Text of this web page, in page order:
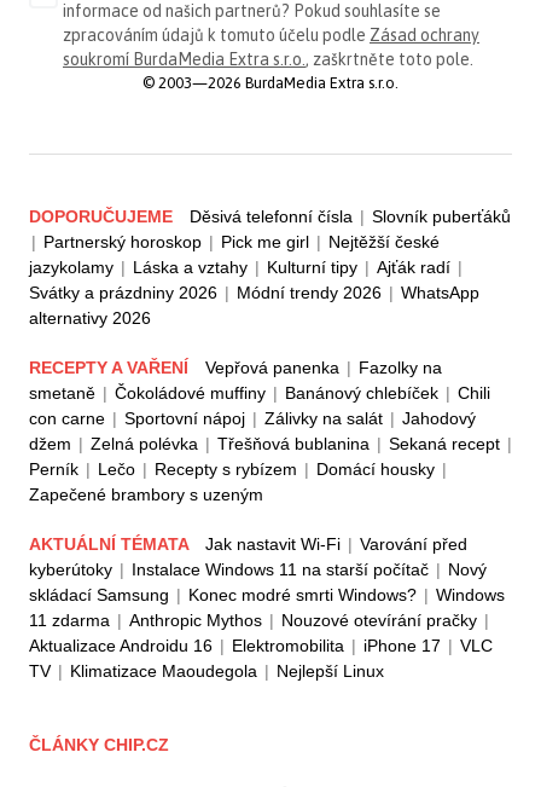
informace od našich partnerů? Pokud souhlasíte se
zpracováním údajů k tomuto účelu podle Zásad ochrany
soukromí BurdaMedia Extra s.r.o., zaškrtněte toto pole.
© 2003—2026 BurdaMedia Extra s.r.o.
DOPORUČUJEME Děsivá telefonní čísla | Slovník puberťáků
| Partnerský horoskop | Pick me girl | Nejtěžší české
jazykolamy | Láska a vztahy | Kulturní tipy | Ajťák radí |
Svátky a prázdniny 2026 | Módní trendy 2026 | WhatsApp
alternativy 2026
RECEPTY A VAŘENÍ Vepřová panenka | Fazolky na
smetaně | Čokoládové muffiny | Banánový chlebíček | Chili
con carne | Sportovní nápoj | Zálivky na salát | Jahodový
džem | Zelná polévka | Třešňová bublanina | Sekaná recept |
Perník | Lečo | Recepty s rybízem | Domácí housky |
Zapečené brambory s uzeným
AKTUÁLNÍ TÉMATA Jak nastavit Wi-Fi | Varování před
kyberútoky | Instalace Windows 11 na starší počítač | Nový
skládací Samsung | Konec modré smrti Windows? | Windows
11 zdarma | Anthropic Mythos | Nouzové otevírání pračky |
Aktualizace Androidu 16 | Elektromobilita | iPhone 17 | VLC
TV | Klimatizace Maoudegola | Nejlepší Linux
ČLÁNKY CHIP.CZ